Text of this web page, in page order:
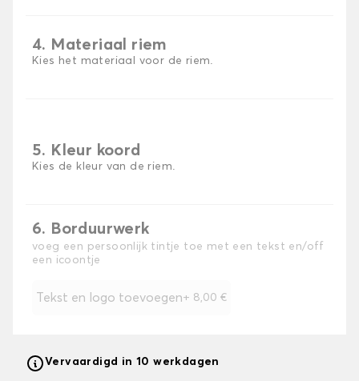
4. Materiaal riem
Kies het materiaal voor de riem.
5. Kleur koord
Kies de kleur van de riem.
6. Borduurwerk
voeg een persoonlijk tintje toe met een tekst en/off
een icoontje
Tekst en logo toevoegen+ 8,00 €
Vervaardigd in 10 werkdagen